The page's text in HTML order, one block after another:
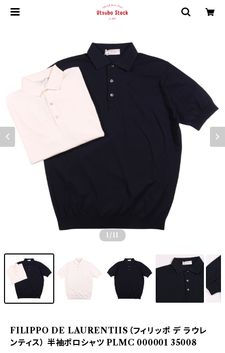
1 /11
FILIPPO DE LAURENTIIS（フィリッポ デ ラウレ
ンティス） 半袖ポロシャツ PLMC 000001 35008